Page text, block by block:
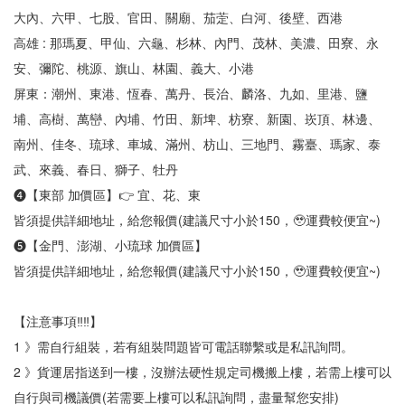
大內、六甲、七股、官田、關廟、茄萣、白河、後壁、西港
高雄 : 那瑪夏、甲仙、六龜、杉林、內門、茂林、美濃、田寮、永
安、彌陀、桃源、旗山、林園、義大、小港
屏東：潮州、東港、恆春、萬丹、長治、麟洛、九如、里港、鹽
埔、高樹、萬巒、內埔、竹田、新埤、枋寮、新園、崁頂、林邊、
南州、佳冬、琉球、車城、滿州、枋山、三地門、霧臺、瑪家、泰
武、來義、春日、獅子、牡丹
❹【東部 加價區】👉 宜、花、東
皆須提供詳細地址，給您報價(建議尺寸小於150，🥹運費較便宜~)
❺【金門、澎湖、小琉球 加價區】
皆須提供詳細地址，給您報價(建議尺寸小於150，🥹運費較便宜~)
【注意事項‼‼】
1 》需自行組裝，若有組裝問題皆可電話聯繫或是私訊詢問。
2 》貨運居指送到一樓，沒辦法硬性規定司機搬上樓，若需上樓可以
自行與司機議價(若需要上樓可以私訊詢問，盡量幫您安排)